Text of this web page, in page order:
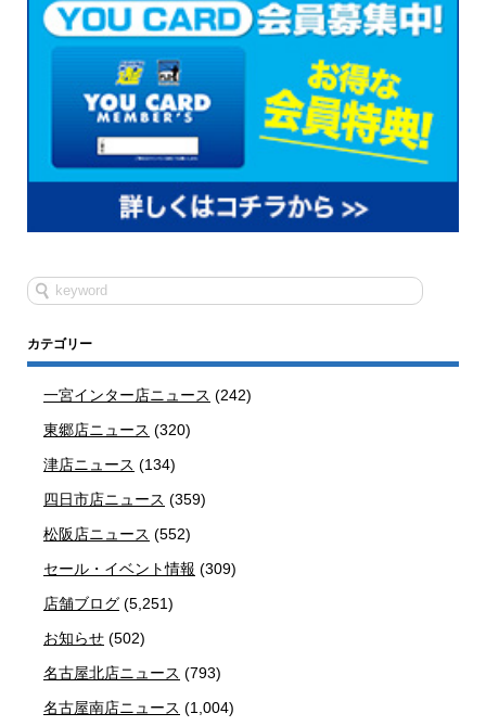
カテゴリー
一宮インター店ニュース (242)
東郷店ニュース (320)
津店ニュース (134)
四日市店ニュース (359)
松阪店ニュース (552)
セール・イベント情報 (309)
店舗ブログ (5,251)
お知らせ (502)
名古屋北店ニュース (793)
名古屋南店ニュース (1,004)